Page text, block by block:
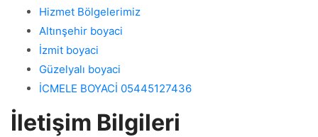
Hizmet Bölgelerimiz
Altınşehir boyaci
İzmit boyaci
Güzelyalı boyaci
İCMELE BOYACİ 05445127436
İletişim Bilgileri